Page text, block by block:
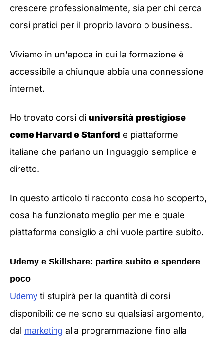
crescere professionalmente, sia per chi cerca
corsi pratici per il proprio lavoro o business.
Viviamo in un’epoca in cui la formazione è
accessibile a chiunque abbia una connessione
internet.
Ho trovato corsi di università prestigiose
come Harvard e Stanford e piattaforme
italiane che parlano un linguaggio semplice e
diretto.
In questo articolo ti racconto cosa ho scoperto,
cosa ha funzionato meglio per me e quale
piattaforma consiglio a chi vuole partire subito.
Udemy e Skillshare: partire subito e spendere
poco
Udemy ti stupirà per la quantità di corsi
disponibili: ce ne sono su qualsiasi argomento,
dal marketing alla programmazione fino alla